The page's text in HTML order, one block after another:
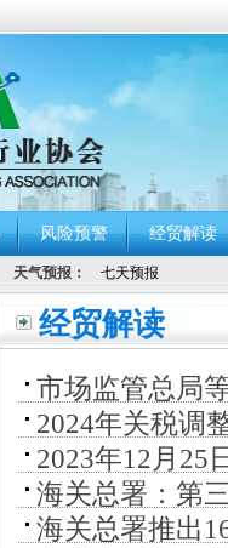
风险预警 经贸解读
天气预报：
经贸解读
市场监管总局
进产业高质量
2024年关税调
的进口暂定税
2023年12月25
待遇
海关总署：第
海关总署推出